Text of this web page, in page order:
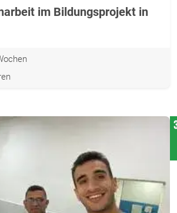
im Bildungsprojekt in